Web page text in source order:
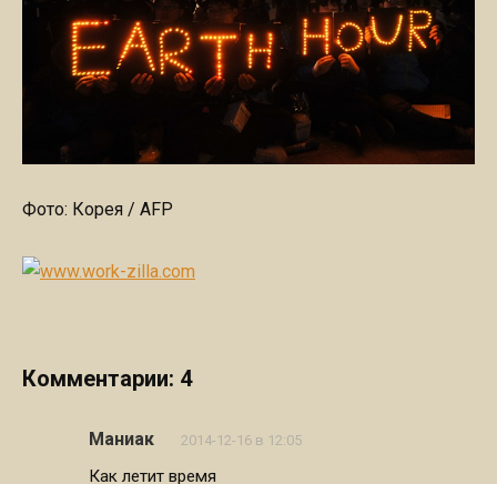
Фото: Корея / AFP
Комментарии: 4
Маниак 2014-12-16 в 12:05
Как летит время